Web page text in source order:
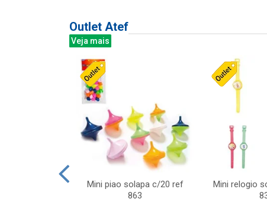
Outlet Atef
Veja mais
Mini piao solapa c/20 ref
863
Mini relogio